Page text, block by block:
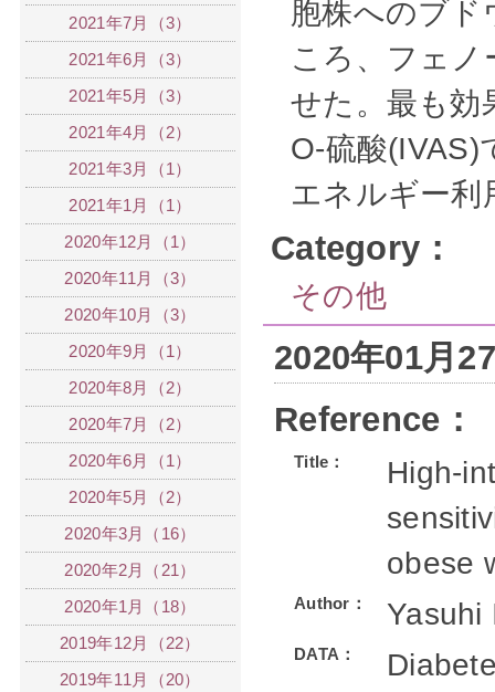
胞株へのブド
ころ、フェノ
せた。最も効
O-硫酸(IVAS)
エネルギー利
Category：
その他
2020年01月
Reference：
Title：
High-
obese
Author： Yasuhi
DATA：
2021年7月（3）
2021年6月（3）
2021年5月（3）
2021年4月（2）
2021年3月（1）
2021年1月（1）
2020年12月（1）
2020年11月（3）
2020年10月（3）
2020年9月（1）
2020年8月（2）
2020年7月（2）
2020年6月（1）
2020年5月（2）
2020年3月（16）
2020年2月（21）
2020年1月（18）
2019年12月（22）
2019年11月（20）